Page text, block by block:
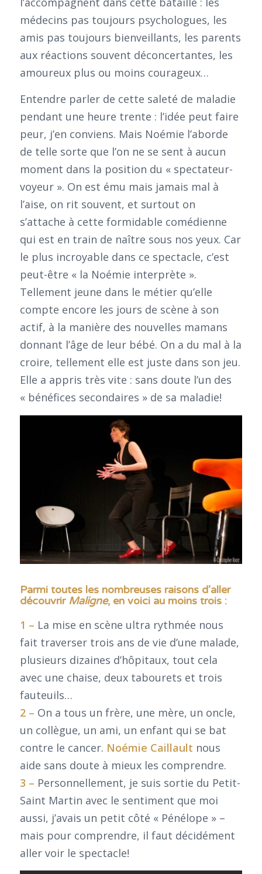
médecins pas toujours psychologues, les
amis pas toujours bienveillants, les parents
aux réactions souvent déconcertantes, les
amoureux plus ou moins courageux…
Entendre parler de cette saleté de maladie
pendant une heure trente : l’idée peut faire
peur, j’en conviens. Mais Noémie l’aborde
de telle sorte que l’on ne se sent à aucun
moment dans la position du « spectateur-
voyeur ». On est ému mais jamais mal à
l’aise, on rit souvent, et surtout on
s’attache à cette formidable comédienne
qui est en train de naître sous nos yeux. Car
le plus incroyable dans ce spectacle, c’est
peut-être « la Noémie interprète ».
Tellement jeune dans le métier qu’elle
compte encore les jours de scène à son
actif, à la manière des nouvelles mamans
donnant l’âge de leur bébé. On a du mal à la
croire, tellement elle est juste dans son jeu.
Elle a appris très vite : sans doute l’un des
« bénéfices secondaires » de sa maladie!
Parmi toutes les nombreuses raisons d’aller
découvrir Maligne, en voici au moins trois :
1 – La mise en scène ultra rythmée nous
fait traverser trois ans de vie d’une malade,
plusieurs dizaines d’hôpitaux, tout cela
avec une chaise, deux tabourets et trois
fauteuils…
2 – On a tous un frère, une mère, un oncle,
un collègue, un ami, un enfant qui se bat
contre le cancer. Noémie Caillault nous
aide sans doute à mieux les comprendre.
3 – Personnellement, je suis sortie du Petit-
Saint Martin avec le sentiment que moi
aussi, j’avais un petit côté « Pénélope » –
mais pour comprendre, il faut décidément
aller voir le spectacle!